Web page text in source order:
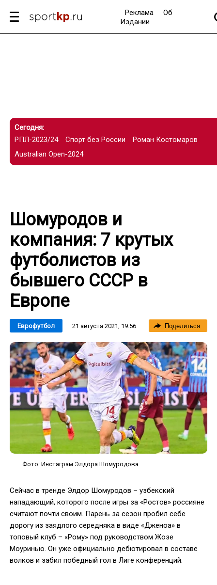
Реклама
Об
Издании
Сегодня:
РПЛ-2023/24
Спорт без России
Роман Костомаров
Australian Open-2024
Шомуродов и
компания: 7 крутых
футболистов из
бывшего СССР в
Европе
Еврофутбол 21 августа 2021, 19:56 Поделиться
Фото: Инстаграм Элдора Шомуродова
Сейчас в тренде Элдор Шомуродов – узбекский
нападающий, которого после игры за «Ростов» россияне
считают почти своим. Парень за сезон пробил себе
дорогу из заядлого середняка в виде «Дженоа» в
топовый клуб – «Рому» под руководством Жозе
Моуринью. Он уже официально дебютировал в составе
волков и забил победный гол в Лиге конференций.